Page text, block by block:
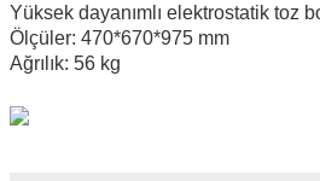
Yüksek dayanımlı elektrostatik toz
Ölçüler: 470*670*975 mm
Ağrılık: 56 kg